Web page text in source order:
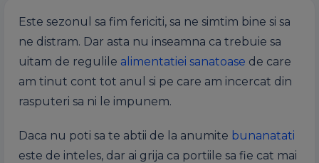
Este sezonul sa fim fericiti, sa ne simtim bine si sa
ne distram. Dar asta nu inseamna ca trebuie sa
uitam de regulile alimentatiei sanatoase de care
am tinut cont tot anul si pe care am incercat din
rasputeri sa ni le impunem.
Daca nu poti sa te abtii de la anumite bunanatati
este de inteles, dar ai grija ca portiile sa fie cat mai